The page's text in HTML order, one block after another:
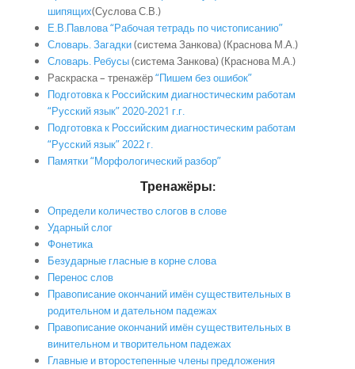
шипящих(Суслова С.В.)
Е.В.Павлова “Рабочая тетрадь по чистописанию”
Словарь. Загадки(система Занкова) (Краснова М.А.)
Словарь. Ребусы(система Занкова) (Краснова М.А.)
Раскраска – тренажёр“Пишем без ошибок”
Подготовка к Российским диагностическим работам
“Русский язык” 2020-2021 г.г.
Подготовка к Российским диагностическим работам
“Русский язык” 2022 г.
Памятки “Морфологический разбор”
Тренажёры:
Определи количество слогов в слове
Ударный слог
Фонетика
Безударные гласные в корне слова
Перенос слов
Правописание окончаний имён существительных в
родительном и дательном падежах
Правописание окончаний имён существительных в
винительном и творительном падежах
Главные и второстепенные члены предложения